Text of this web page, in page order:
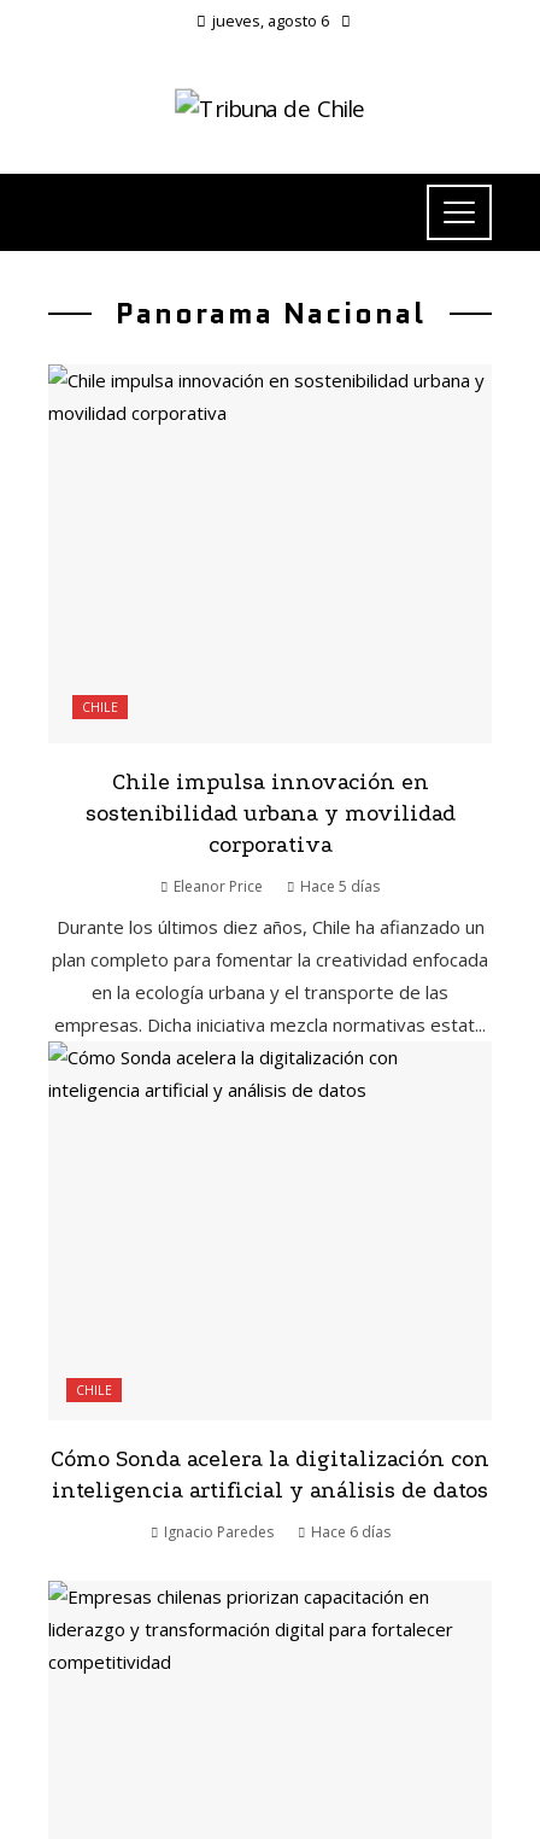
jueves, agosto 6
Panorama Nacional
CHILE
Chile impulsa innovación en
sostenibilidad urbana y movilidad
corporativa
Eleanor Price Hace 5 días
Durante los últimos diez años, Chile ha afianzado un
plan completo para fomentar la creatividad enfocada
en la ecología urbana y el transporte de las
empresas. Dicha iniciativa mezcla normativas estat...
CHILE
Cómo Sonda acelera la digitalización con
inteligencia artificial y análisis de datos
Ignacio Paredes Hace 6 días